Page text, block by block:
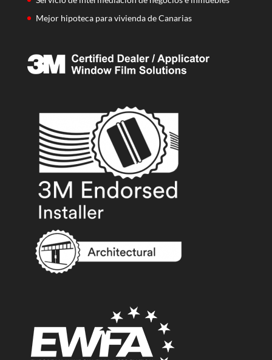
Mejor hipoteca para vivienda de Canarias